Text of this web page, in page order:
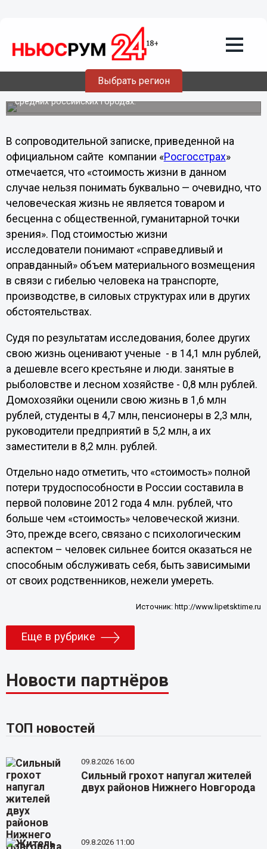
Выбрать регион
«Стоимость» человеческой жизни
составила 3,5 млн рублей
За год она подешевела на 800 тысяч - это результаты
опроса, который провели аналитики Центра
стратегических исследований компании «Росгосстрах».
Было опрошено 2200 респондентов в 36 крупных и
средних российских городах.
В сопроводительной записке, приведенной на
официальном сайте компании «Росгосстрах»
отмечается, что «стоимость жизни в данном
случае нельзя понимать буквально — очевидно, что
человеческая жизнь не является товаром и
бесценна с общественной, гуманитарной точки
зрения». Под стоимостью жизни
исследователи понимают «справедливый и
оправданный» объем материального возмещения
в связи с гибелью человека на транспорте,
производстве, в силовых структурах или в других
обстоятельствах.
Судя по результатам исследования, более других
свою жизнь оценивают ученые - в 14,1 млн рублей,
а дешевле всего крестьяне и люди. занятые в
рыболовстве и лесном хозяйстве - 0,8 млн рублей.
Домохозяйки оценили свою жизнь в 1,6 млн
рублей, студенты в 4,7 млн, пенсионеры в 2,3 млн,
руководители предприятий в 5,2 млн, а их
заместители в 8,2 млн. рублей.
Отдельно надо отметить, что «стоимость» полной
потери трудоспособности в России составила в
первой половине 2012 года 4 млн. рублей, что
больше чем «стоимость» человеческой жизни.
Это, прежде всего, связано с психологическим
аспектом – человек сильнее боится оказаться не
способным обслуживать себя, быть зависимыми
от своих родственников, нежели умереть.
Источник: http://www.lipetsktime.ru
Еще в рубрике
Новости партнёров
ТОП новостей
09.8.2026 16:00
Сильный грохот напугал жителей
двух районов Нижнего Новгорода
09.8.2026 11:00